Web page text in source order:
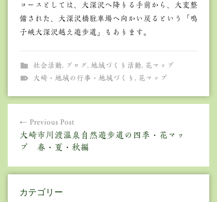
コースとしては、大深沢へ降りる手前から、大変整
備された、大深沢橋駐車場へ向かい戻るという「鳴
子峡大深沢越え遊歩道」もあります。
社会活動, ブログ, 地域づくり活動, 花マップ
大崎・地域の行事・地域づくり , 花マップ
ビ
Previous Post
大崎市川渡温泉自然遊歩道の四季・花マッ
プ 春・夏・秋編
カテゴリー